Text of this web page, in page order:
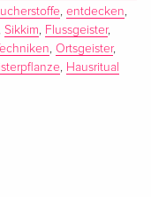
der Gurung. Ihr
in die Lebensweise
Geistern, ihre
Schamanen
, entdecken,
, Sikkim, Flussgeister,
, Ortsgeister,
, Hausritual